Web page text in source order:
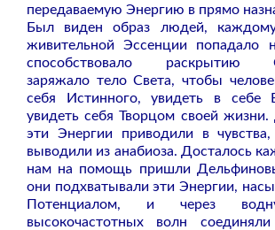
передаваемую Энергию в прямо
Был виден образ людей,
живительной Эссенции попадало
способствовало раскрытию
заряжало тело Света, чтобы
себя Истинного, увидеть в себе
увидеть себя Творцом своей
эти Энергии приводили в
выводили из анабиоза. Досталось
нам на помощь пришли
они подхватывали эти Энергии,
Потенциалом, и через
высокочастотных волн соединяли